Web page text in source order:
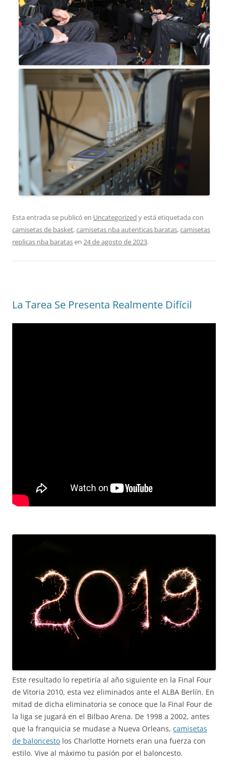
Esta entrada se publicó en Uncategorized y está etiquetada con
camisetas de basket,camisetas nba autenticas baratas,camisetas
replicas nba baratasen 24 de agosto de 2023.
La Tarea Se Presenta Realmente Difícil
Este resultado lo repetiría al año siguiente en la Final Four
de Vitoria 2010, esta vez eliminados ante el ALBA Berlín. En
mitad de dicha eliminatoria se conoce que la Final Four de
la liga se jugará en el Bilbao Arena. De 1998 a 2002, antes
que la franquicia se mudase a Nueva Orleans, camisetas
de baloncesto los Charlotte Hornets eran una fuerza con
estilo. Vive al máximo tu pasión por el baloncesto.